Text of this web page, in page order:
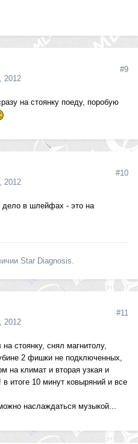
2012
#9
на стоянку поеду, поробую
2012
#10
дело в шлейфах - это на
Star Diagnosis.
2012
#11
стоянку, снял магнитолу,
2 фишки не подключенных,
на климат и вторая узкая и
итоге 10 минут ковыряний и все
наслаждаться музыкой...